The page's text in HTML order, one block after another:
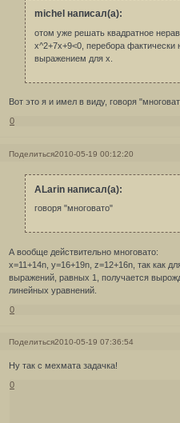
michel написал(а):
отом уже решать квадратное
х^2+7x+9<0, перебора
выражением для х.
Вот это я и имел в виду, говоря
0
Поделиться2010-05-19 00:12:20
ALarin написал(а):
говоря "многовато"
А вообще действительно многовато:
x=11+14n, y=16+19n, z=12+16n, так как
выражений, равных 1, получается
линейных уравнений.
0
Поделиться2010-05-19 07:36:54
Ну так с мехмата задачка!
0